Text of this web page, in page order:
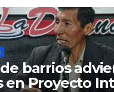
barrios
en Proyecto